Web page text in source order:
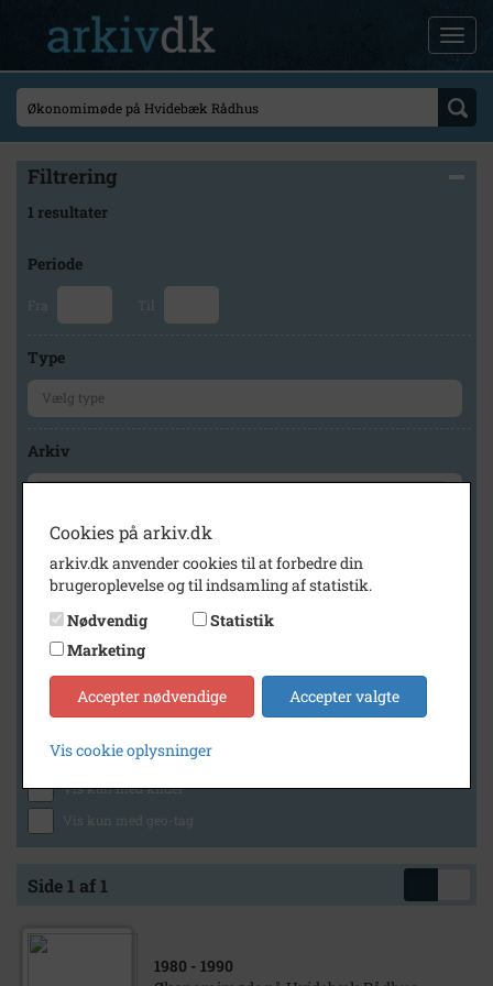
Filtrering
1 resultater
Periode
Fra Til
Type
Arkiv
Geografi
Generelt
Vis kun med billeder
Vis kun med lydklip
Vis kun med kilder
Vis kun med geo-tag
Side 1 af 1
1980 - 1990
Cookies på arkiv.dk
arkiv.dk anvender cookies til at forbedre din
brugeroplevelse og til indsamling af statistik.
Nødvendig
Statistik
Marketing
Accepter nødvendige Accepter valgte
Vis cookie oplysninger